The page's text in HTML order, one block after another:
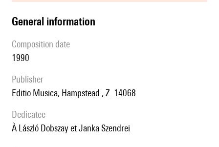
general information
composition date
1990
publisher
Editio Musica, Hampstead , Z. 14068
Dedicatee
à László Dobszay et Janka Szendrei